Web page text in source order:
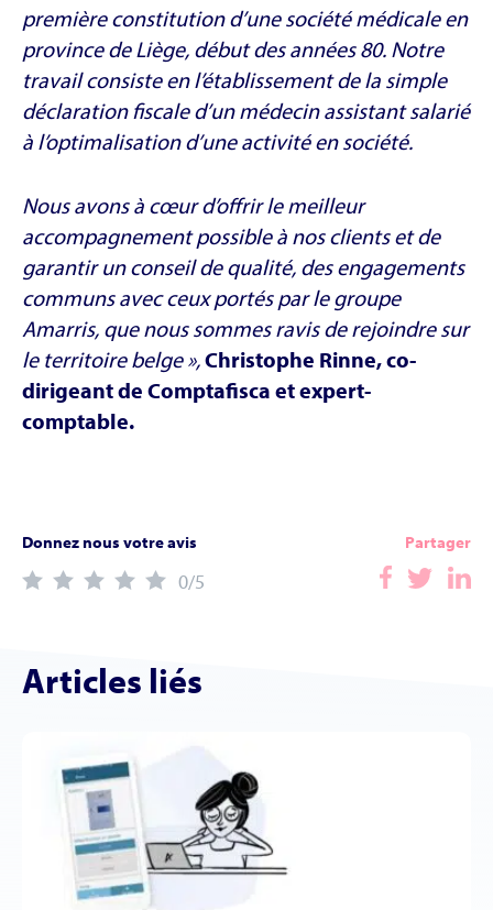
première constitution d’une société médicale en
province de Liège, début des années 80. Notre
travail consiste en l’établissement de la simple
déclaration fiscale d’un médecin assistant salarié
à l’optimalisation d’une activité en société.
Nous avons à cœur d’offrir le meilleur
accompagnement possible à nos clients et de
garantir un conseil de qualité, des engagements
communs avec ceux portés par le groupe
Amarris, que nous sommes ravis de rejoindre sur
le territoire belge »,Christophe Rinne, co-
dirigeant de Comptafisca et expert-
comptable.
Donnez nous votre avis
0/5
Partager
Articles liés